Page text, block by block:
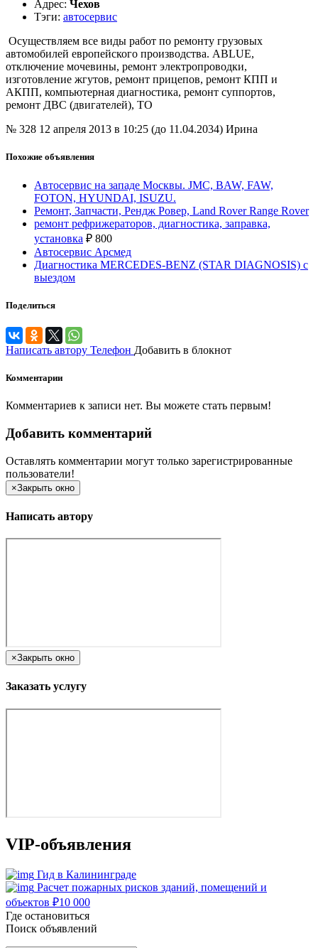
Адрес: Чехов
Тэги: автосервис
Осуществляем все виды работ по ремонту грузовых
автомобилей европейского производства. ABLUE,
отключение мочевины, ремонт электропроводки,
изготовление жгутов, ремонт прицепов, ремонт КПП и
АКПП, компьютерная диагностика, ремонт суппортов,
ремонт ДВС (двигателей), ТО
№ 328 12 апреля 2013 в 10:25 (до 11.04.2034) Ирина
Похожие объявления
Автосервис на западе Москвы. JMC, BAW, FAW,
FOTON, HYUNDAI, ISUZU.
Ремонт, Запчасти, Рендж Ровер, Land Rover Range Rover
ремонт рефрижераторов, диагностика, заправка,
установка ₽ 800
Автосервис Арсмед
Диагностика MERCEDES-BENZ (STAR DIAGNOSIS) с
выездом
Поделиться
Написать автору Телефон Добавить в блокнот
Комментарии
Комментариев к записи нет. Вы можете стать первым!
Добавить комментарий
Оставлять комментарии могут только зарегистрированные
пользователи!
×Закрыть окно
Написать автору
×Закрыть окно
Заказать услугу
VIP-объявления
Гид в Калининграде
Расчет пожарных рисков зданий, помещений и
объектов ₽10 000
Где остановиться
Поиск объявлений